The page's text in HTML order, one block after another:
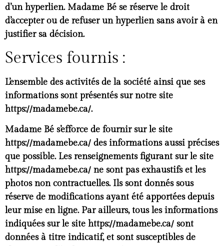
d’un hyperlien. Madame Bé se réserve le droit
d’accepter ou de refuser un hyperlien sans avoir à en
justifier sa décision.
Services fournis :
L’ensemble des activités de la société ainsi que ses
informations sont présentés sur notre site
https://madamebe.ca/.
Madame Bé s’efforce de fournir sur le site
https://madamebe.ca/ des informations aussi précises
que possible. Les renseignements figurant sur le site
https://madamebe.ca/ ne sont pas exhaustifs et les
photos non contractuelles. Ils sont donnés sous
réserve de modifications ayant été apportées depuis
leur mise en ligne. Par ailleurs, tous les informations
indiquées sur le site https://madamebe.ca/ sont
données à titre indicatif, et sont susceptibles de